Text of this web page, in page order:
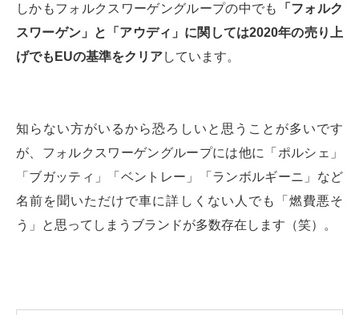
しかもフォルクスワーゲングループの中でも
「フォルク
スワーゲン」と「アウディ」に関しては2020年の売り上
げでもEUの基準をクリアしています。
知らない方がいるから恐ろしいと思うことが多いです
が、フォルクスワーゲングループには他に「ポルシェ」
「ブガッティ」「ベントレー」「ランボルギーニ」など
名前を聞いただけで車に詳しくない人でも「燃費悪そ
う」と思ってしまうブランドが多数存在します（笑）。